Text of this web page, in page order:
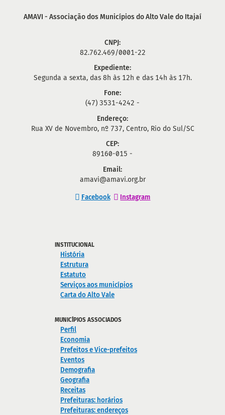
AMAVI - Associação dos Municípios do Alto Vale do Itajaí
CNPJ:
82.762.469/0001-22
Expediente:
Segunda a sexta, das 8h às 12h e das 14h às 17h.
Fone:
(47) 3531-4242 -
Endereço:
Rua XV de Novembro, nº 737, Centro, Rio do Sul/SC
CEP:
89160-015 -
Email:
amavi@amavi.org.br
Facebook Instagram
INSTITUCIONAL
História
Estrutura
Estatuto
Serviços aos municípios
Carta do Alto Vale
MUNICÍPIOS ASSOCIADOS
Perfil
Economia
Prefeitos e Vice-prefeitos
Eventos
Demografia
Geografia
Receitas
Prefeituras: horários
Prefeituras: endereços